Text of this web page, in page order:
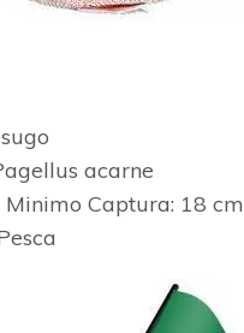
acarne
Minimo Captura: 18 cm